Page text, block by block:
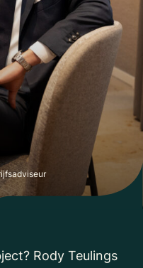
Rody Teulings